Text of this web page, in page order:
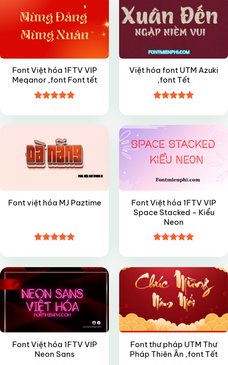
Font Việt hóa 1FTV VIP
Meqanor ,font Font tết
hạng4.95
sao
Việt hóa font UTM Azuki
,font Tết
hạng4.95
sao
Font việt hóa MJ Paztime
hạng4.85
Font Việt hóa 1FTV VIP
Space Stacked – Kiểu
Neon
hạng55
Font Việt hóa 1FTV VIP
Neon Sans
Font thư pháp UTM Thư
Pháp Thiên Ân ,font Tết